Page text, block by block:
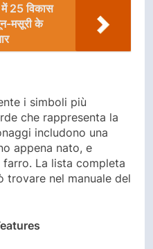
में 25 विकास
मसूरी के
i simboli più
che rappresenta la
includono una
appena nato, e
La lista completa
trovare nel manuale del